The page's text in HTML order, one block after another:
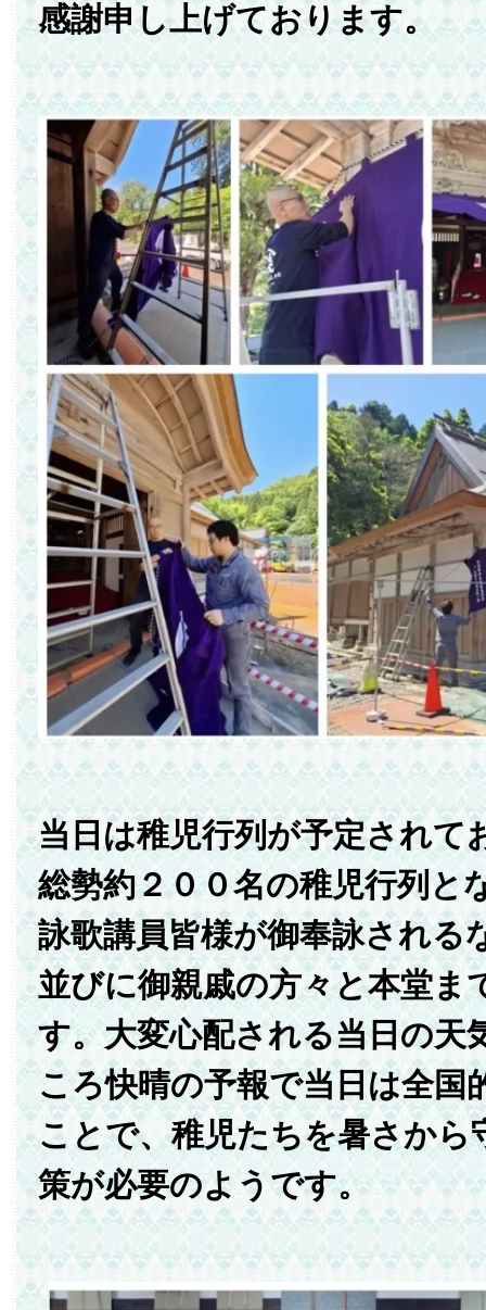
感謝申し上げております。
当日は稚児行列が予定されて
総勢約２００名の稚児行列と
詠歌講員皆様が御奉詠される
並びに御親戚の方々と本堂ま
す。大変心配される当日の天
ころ快晴の予報で当日は全国
ことで、稚児たちを暑さから
策が必要のようです。